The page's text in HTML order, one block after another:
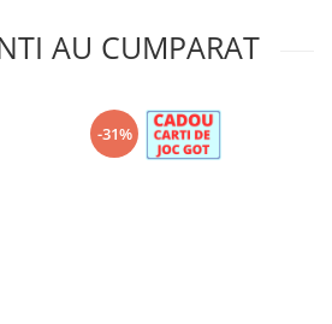
AU CUMPARAT
-31%